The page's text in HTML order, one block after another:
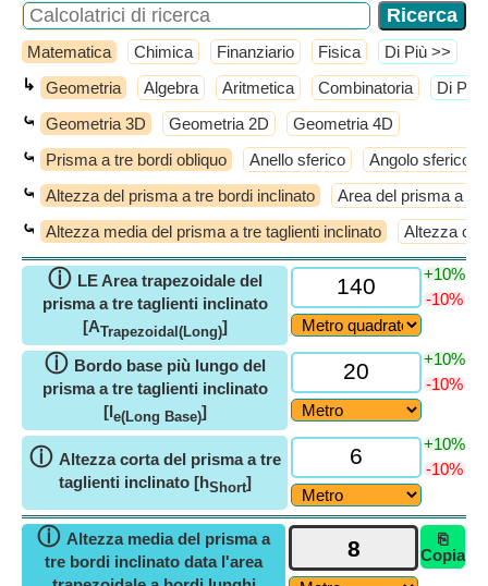
Matematica Chimica Finanziario Fisica ​Di Più >>
↳ Geometria Algebra Aritmetica Combinatoria ​Di Più
⤿ Geometria 3D Geometria 2D Geometria 4D
⤿ Prisma a tre bordi obliquo Anello sferico Angolo sferico
⤿ Altezza del prisma a tre bordi inclinato Area del prisma a
⤿ Altezza media del prisma a tre taglienti inclinato Altezza
ⓘ LE Area trapezoidale del
prisma a tre taglienti inclinato
[ATrapezoidal(Long)]
+10%
-10%
ⓘ Bordo base più lungo del
prisma a tre taglienti inclinato
[le(Long Base)]
+10%
-10%
ⓘ Altezza corta del prisma a tre
taglienti inclinato [hShort]
+10%
-10%
ⓘ Altezza media del prisma a
tre bordi inclinato data l'area
⎘
Copia